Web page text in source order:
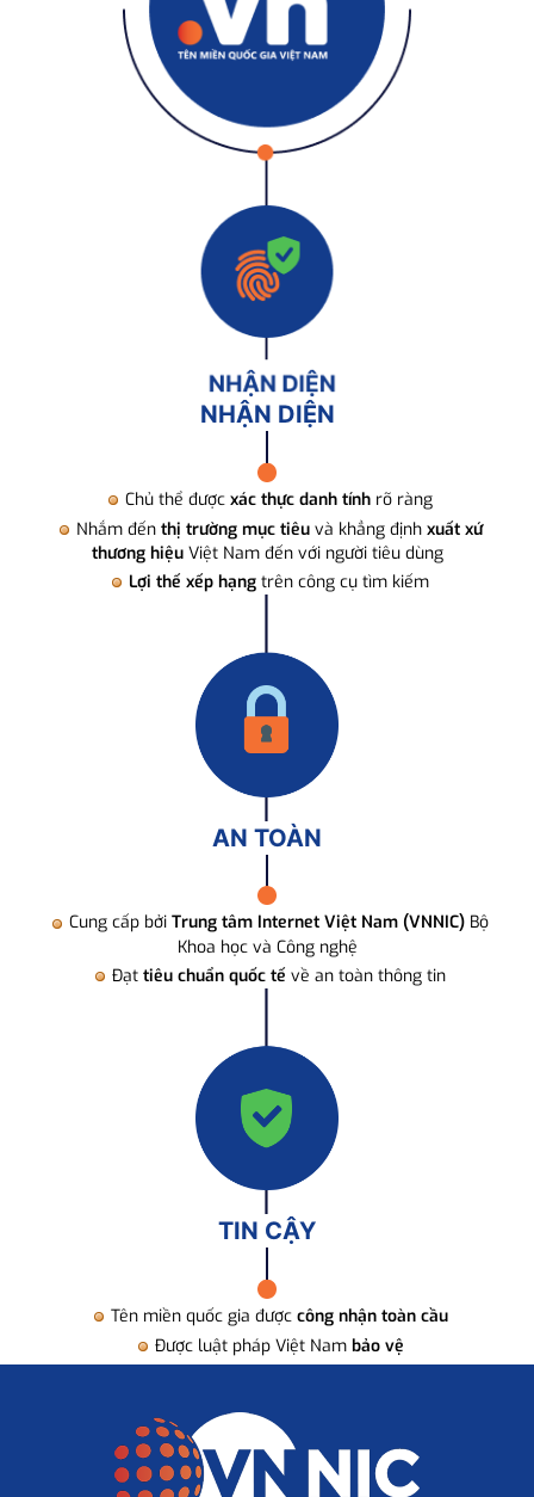
NHẬN DIỆN
Chủ thể được xác thực danh tính rõ ràng
Nhắm đến thị trường mục tiêuvà khẳng định xuất xứ
thương hiệuViệt Nam đến với người tiêu dùng
Lợi thế xếp hạng trên công cụ tìm kiếm
AN TOÀN
Cung cấp bởi Trung tâm Internet Việt Nam (VNNIC) Bộ
Khoa học và Công nghệ
Đạt tiêu chuẩn quốc tế về an toàn thông tin
TIN CẬY
Tên miền quốc gia được công nhận toàn cầu
Được luật pháp Việt Nam bảo vệ